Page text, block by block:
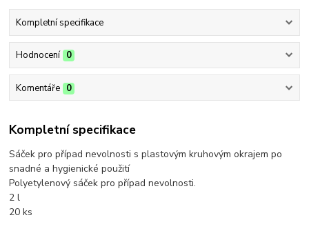
Kompletní specifikace
Hodnocení 0
Komentáře 0
Kompletní specifikace
Sáček pro případ nevolnosti s plastovým kruhovým okrajem po
snadné a hygienické použití
Polyetylenový sáček pro případ nevolnosti.
2 l
20 ks